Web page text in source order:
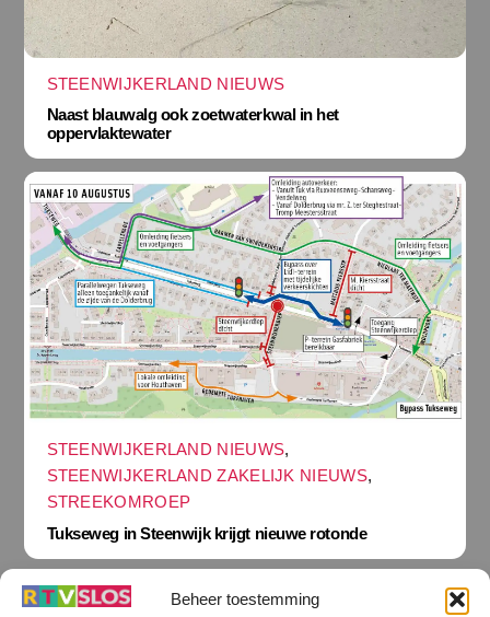
Beheer toestemming
STEENWIJKERLAND NIEUWS
Naast blauwalg ook zoetwaterkwal in het
oppervlaktewater
STEENWIJKERLAND NIEUWS,
STEENWIJKERLAND ZAKELIJK NIEUWS,
STREEKOMROEP
Tukseweg in Steenwijk krijgt nieuwe rotonde